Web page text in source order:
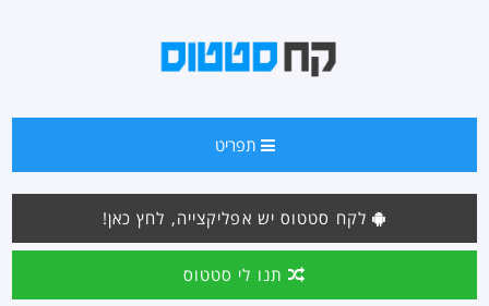
תפריט
לקח סטטוס יש אפליקצייה, לחץ כאן!
תנו לי סטטוס